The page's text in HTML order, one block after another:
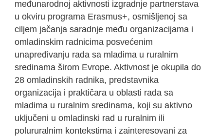
međunarodnoj aktivnosti izgradnje partnerstava
u okviru programa Erasmus+, osmišljenoj sa
ciljem jačanja saradnje među organizacijama i
omladinskim radnicima posvećenim
unapređivanju rada sa mladima u ruralnim
sredinama širom Evrope. Aktivnost je okupila do
28 omladinskih radnika, predstavnika
organizacija i praktičara u oblasti rada sa
mladima u ruralnim sredinama, koji su aktivno
uključeni u omladinski rad u ruralnim ili
polururalnim kontekstima i zainteresovani za